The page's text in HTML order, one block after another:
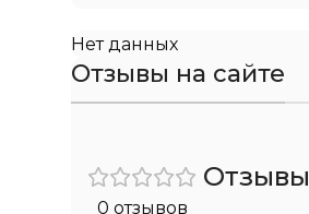
Нет данных
Отзывы на сайте
0 отзывов
Отзывы